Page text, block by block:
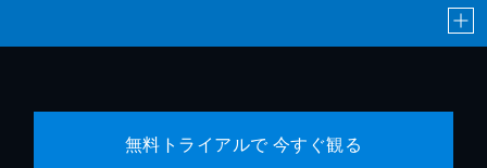
無料トライアルで 今すぐ観る